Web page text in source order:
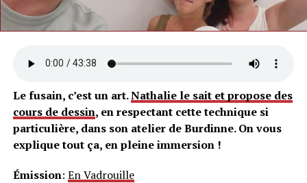
Le fusain, c’est un art.Nathalie le sait et propose des
cours de dessin, en respectant cette technique si
particulière, dans son atelier de Burdinne. On vous
explique tout ça, en pleine immersion !
Émission: En Vadrouille